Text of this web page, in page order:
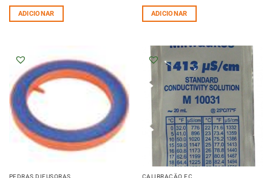
ADICIONAR ADICIONAR
PEDRAS DIFUSORAS CALIBRAÇÃO EC